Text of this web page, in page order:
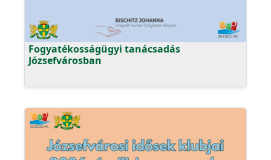
Fogyatékosságügyi tanácsadás
Józsefvárosban